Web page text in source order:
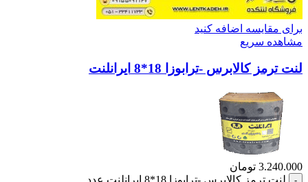
برای مقایسه اضافه کنید
مشاهده سریع
لنت ترمز کالابرس -ترابوزا 18*8 ایرانلنت
3.240.000 تومان